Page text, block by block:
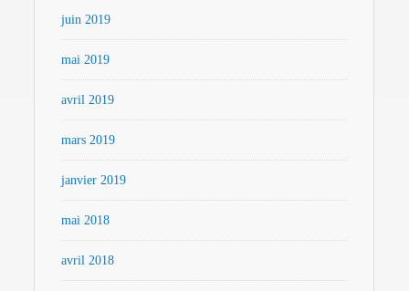
juin 2019
mai 2019
avril 2019
mars 2019
janvier 2019
mai 2018
avril 2018